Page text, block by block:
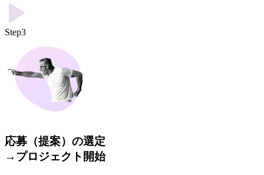
Step3
応募（提案）の選定
→プロジェクト開始